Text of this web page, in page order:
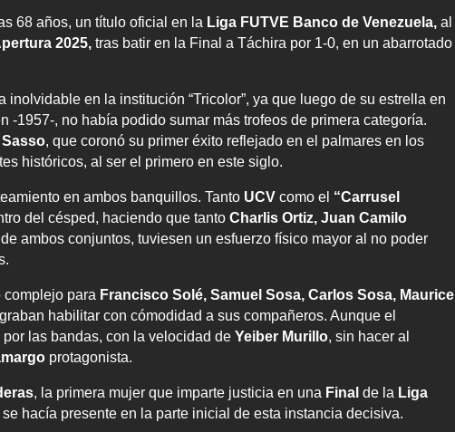
68 años, un título oficial en la Liga FUTVE Banco de Venezuela, al
2025, tras batir en la Final a Táchira por 1-0, en un abarrotado
inolvidable en la institución “Tricolor”, ya que luego de su estrella en
-1957-, no había podido sumar más trofeos de primera categoría.
Sasso, que coronó su primer éxito reflejado en el palmares en los
históricos, al ser el primero en este siglo.
en ambos banquillos. Tanto UCV como el “Carrusel
del césped, haciendo que tanto Charlis Ortiz, Juan Camilo
ambos conjuntos, tuviesen un esfuerzo físico mayor al no poder
complejo para Francisco Solé, Samuel Sosa, Carlos Sosa, Maurice
habilitar con cómodidad a sus compañeros. Aunque el
las bandas, con la velocidad de Yeiber Murillo, sin hacer al
protagonista.
, la primera mujer que imparte justicia en una Final de la Liga
se hacía presente en la parte inicial de esta instancia decisiva.